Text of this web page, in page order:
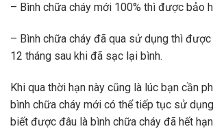
– Bình chữa cháy mới 100% thì được bảo
– Bình chữa cháy đã qua sử dụng thì
12 tháng sau khi đã sạc lại bình.
Khi qua thời hạn này cũng là lúc bạn cần
bình chữa cháy mới có thể tiếp tục sử
biết được đâu là bình chữa cháy đã hết